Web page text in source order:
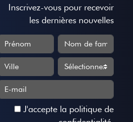
Inscrivez-vous pour recevoir
les dernières nouvelles
J'accepte la politique de